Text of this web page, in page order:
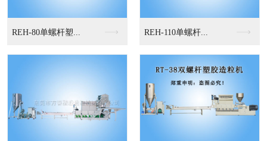
MS-立式混色机